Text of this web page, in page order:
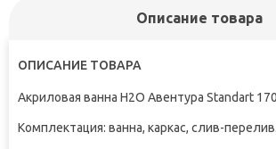
Описание товара
ОПИСАНИЕ ТОВАРА
Акриловая ванна H2O Авентура Standart
Комплектация: ванна, каркас, слив-перелив.